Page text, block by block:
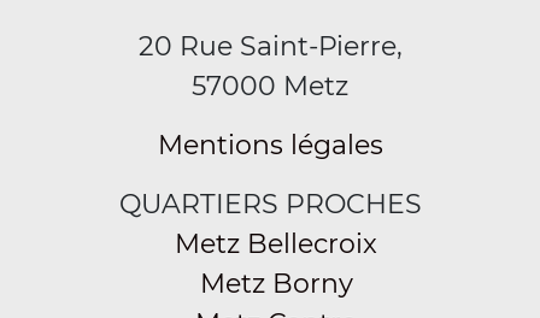
20 Rue Saint-Pierre,
57000 Metz
Mentions légales
QUARTIERS PROCHES
Metz Bellecroix
Metz Borny